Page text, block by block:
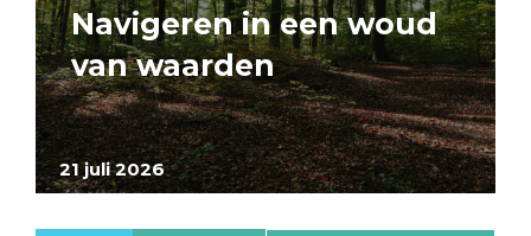
21 juli 2026
Navigeren in een woud
van waarden